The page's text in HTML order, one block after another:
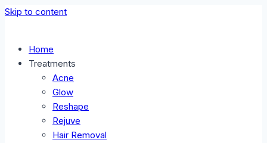
Skip to content
Home
Treatments
Acne
Glow
Reshape
Rejuve
Hair Removal